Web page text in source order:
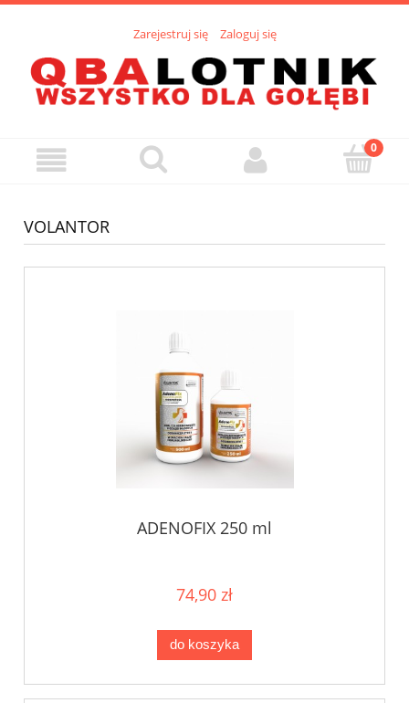
Zarejestruj się Zaloguj się
VOLANTOR
ADENOFIX 250 ml
74,90 zł
do koszyka